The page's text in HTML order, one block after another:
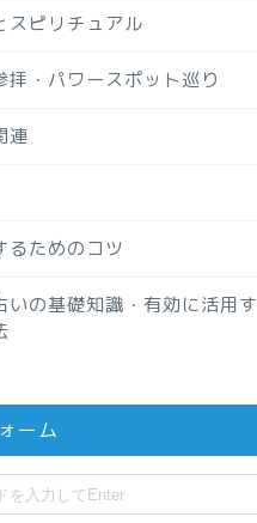
スピリチュアル
拝・パワースポット巡り
連
るためのコツ
いの基礎知識・有効に活用す
ーム